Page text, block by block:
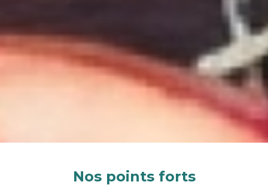
Nos points forts